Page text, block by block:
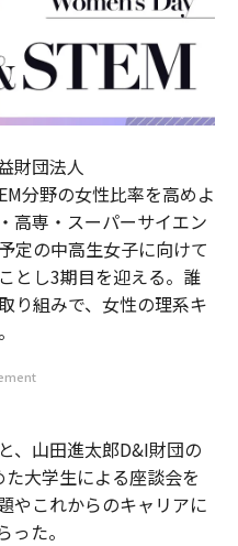
財団法人
分野の女性比率を高めよ
高専・スーパーサイエン
定の中高生女子に向けて
とし3期目を迎える。誰
り組みで、女性の理系キ
、山田進太郎D&I財団の
大学生による座談会を
やこれからのキャリアに
た。